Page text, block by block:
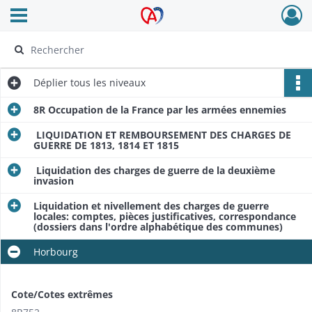
Archives Alsace - Colmar
Ouvrir le menu déroulant
Déplier tous les niveaux
8R Occupation de la France par les armées ennemies
LIQUIDATION ET REMBOURSEMENT DES CHARGES DE
GUERRE DE 1813, 1814 ET 1815
Liquidation des charges de guerre de la deuxième
invasion
Liquidation et nivellement des charges de guerre
locales: comptes, pièces justificatives, correspondance
(dossiers dans l'ordre alphabétique des communes)
Horbourg
Cote/Cotes extrêmes